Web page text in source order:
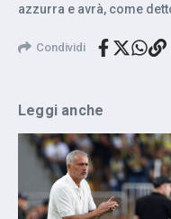
azzurra e avrà, come
Condividi
Leggi anche